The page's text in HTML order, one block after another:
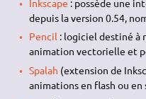
depuis la version 0.54,
Pencil : logiciel destiné à
animation vectorielle et
Spalah (extension de
animations en flash ou en